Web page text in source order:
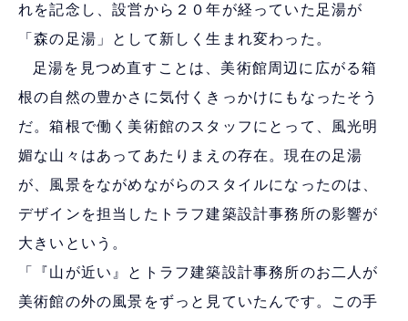
れを記念し、設営から２０年が経っていた足湯が
「森の足湯」として新しく生まれ変わった。
足湯を見つめ直すことは、美術館周辺に広がる箱
根の自然の豊かさに気付くきっかけにもなったそう
だ。箱根で働く美術館のスタッフにとって、風光明
媚な山々はあってあたりまえの存在。現在の足湯
が、風景をながめながらのスタイルになったのは、
デザインを担当したトラフ建築設計事務所の影響が
大きいという。
「『山が近い』とトラフ建築設計事務所のお二人が
美術館の外の風景をずっと見ていたんです。この手